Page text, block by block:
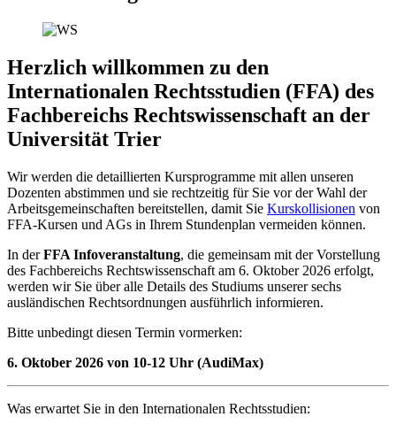
Herzlich willkommen zu den
Internationalen Rechtsstudien (FFA) des
Fachbereichs Rechtswissenschaft an der
Universität Trier
Wir werden die detaillierten Kursprogramme mit allen unseren
Dozenten abstimmen und sie rechtzeitig für Sie vor der Wahl der
Arbeitsgemeinschaften bereitstellen, damit Sie Kurskollisionen von
FFA-Kursen und AGs in Ihrem Stundenplan vermeiden können.
In derFFA Infoveranstaltung, die gemeinsam mit der Vorstellung
des Fachbereichs Rechtswissenschaft am 6. Oktober 2026 erfolgt,
werden wir Sie über alle Details des Studiums unserer sechs
ausländischen Rechtsordnungen ausführlich informieren.
Bitte unbedingt diesen Termin vormerken:
6. Oktober 2026 von 10-12 Uhr (AudiMax)
Was erwartet Sie in den Internationalen Rechtsstudien: